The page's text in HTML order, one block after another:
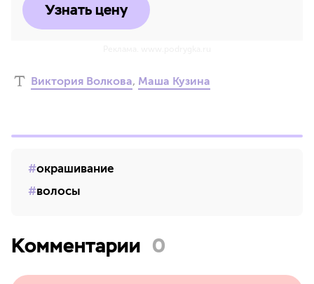
Узнать цену
Виктория Волкова, Маша Кузина
окрашивание
волосы
Комментарии 0